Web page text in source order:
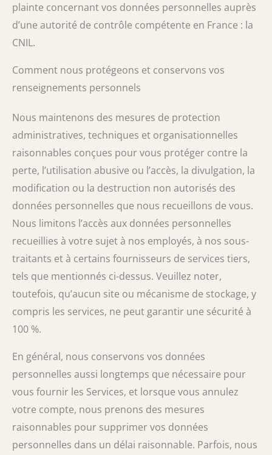
plainte concernant vos données personnelles auprès
d’une autorité de contrôle compétente en France : la
CNIL.
Comment nous protégeons et conservons vos
renseignements personnels
Nous maintenons des mesures de protection
administratives, techniques et organisationnelles
raisonnables conçues pour vous protéger contre la
perte, l’utilisation abusive ou l’accès, la divulgation, la
modification ou la destruction non autorisés des
données personnelles que nous recueillons de vous.
Nous limitons l’accès aux données personnelles
recueillies à votre sujet à nos employés, à nos sous-
traitants et à certains fournisseurs de services tiers,
tels que mentionnés ci-dessus. Veuillez noter,
toutefois, qu’aucun site ou mécanisme de stockage, y
compris les services, ne peut garantir une sécurité à
100 %.
En général, nous conservons vos données
personnelles aussi longtemps que nécessaire pour
vous fournir les Services, et lorsque vous annulez
votre compte, nous prenons des mesures
raisonnables pour supprimer vos données
personnelles dans un délai raisonnable. Parfois, nous